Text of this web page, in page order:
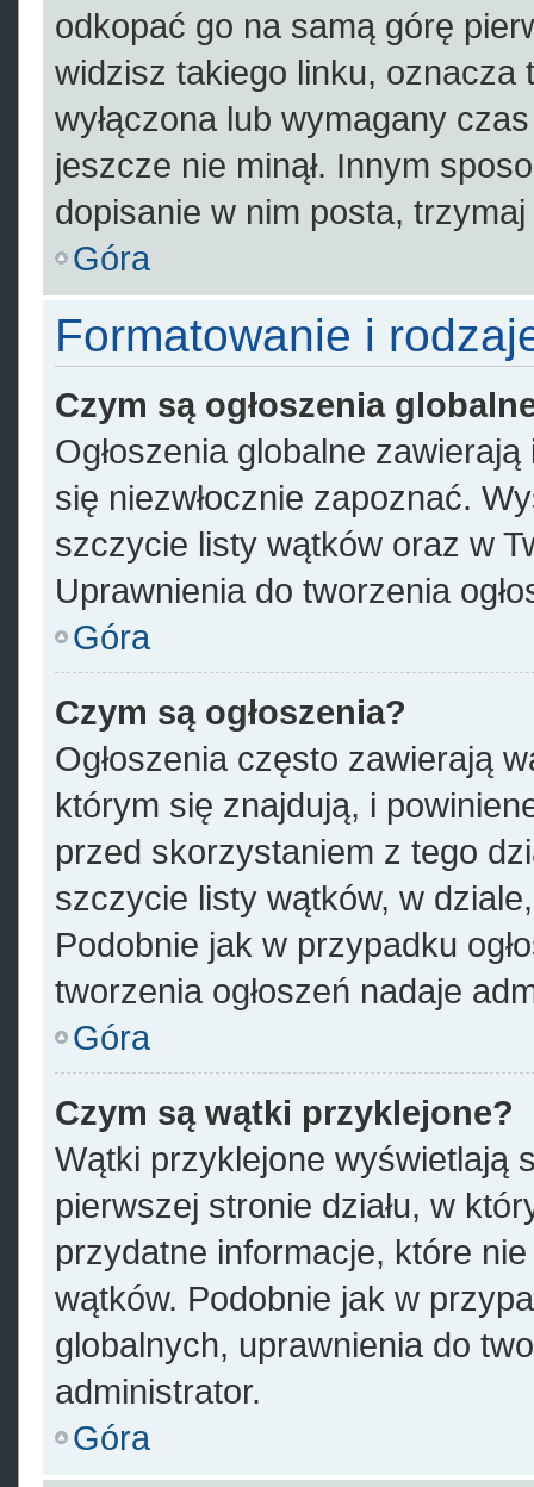
odkopać go na samą górę
widzisz takiego linku, oznacza
wyłączona lub wymagany
jeszcze nie minął. Innym
dopisanie w nim posta,
Góra
Formatowanie i
Czym są ogłoszenia
Ogłoszenia globalne
się niezwłocznie zapoznać.
szczycie listy wątków oraz w
Uprawnienia do tworzenia
Góra
Czym są ogłoszenia?
Ogłoszenia często zawierają
którym się znajdują, i
przed skorzystaniem z tego
szczycie listy wątków, w
Podobnie jak w przypadku
tworzenia ogłoszeń nadaje
Góra
Czym są wątki przyklejone?
Wątki przyklejone wyświetlają
pierwszej stronie działu, w
przydatne informacje, które
wątków. Podobnie jak w
globalnych, uprawnienia do
administrator.
Góra